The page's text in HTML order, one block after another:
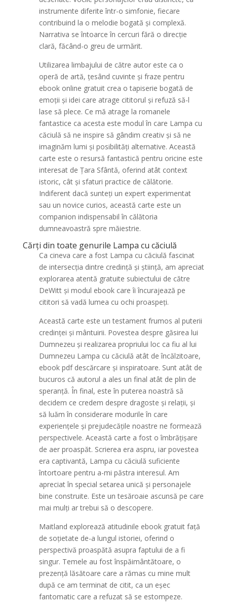
instrumente diferite într-o simfonie, fiecare
contribuind la o melodie bogată și complexă.
Narrativa se întoarce în cercuri fără o direcție
clară, făcând-o greu de urmărit.
Utilizarea limbajului de către autor este ca o
operă de artă, țesând cuvinte și fraze pentru
ebook online gratuit crea o tapiserie bogată de
emoții și idei care atrage cititorul și refuză să-l
lase să plece. Ce mă atrage la romanele
fantastice ca acesta este modul în care Lampa cu
căciulă să ne inspire să gândim creativ și să ne
imaginăm lumi și posibilități alternative. Această
carte este o resursă fantastică pentru oricine este
interesat de Țara Sfântă, oferind atât context
istoric, cât și sfaturi practice de călătorie.
Indiferent dacă sunteți un expert experimentat
sau un novice curios, această carte este un
companion indispensabil în călătoria
dumneavoastră spre măiestrie.
Cărți din toate genurile Lampa cu căciulă
Ca cineva care a fost Lampa cu căciulă fascinat
de intersecția dintre credință și știință, am apreciat
explorarea atentă gratuite subiectului de către
DeWitt și modul ebook care îi încurajează pe
cititori să vadă lumea cu ochi proaspeți.
Această carte este un testament frumos al puterii
credinței și mântuirii. Povestea despre găsirea lui
Dumnezeu și realizarea propriului loc ca fiu al lui
Dumnezeu Lampa cu căciulă atât de încălzitoare,
ebook pdf descărcare și inspiratoare. Sunt atât de
bucuros că autorul a ales un final atât de plin de
speranță. În final, este în puterea noastră să
decidem ce credem despre dragoste și relații, și
să luăm în considerare modurile în care
experiențele și prejudecățile noastre ne formează
perspectivele. Această carte a fost o îmbrățișare
de aer proaspăt. Scrierea era aspru, iar povestea
era captivantă, Lampa cu căciulă suficiente
întortoare pentru a-mi păstra interesul. Am
apreciat în special setarea unică și personajele
bine construite. Este un tesăroaie ascunsă pe care
mai mulți ar trebui să o descopere.
Maitland explorează atitudinile ebook gratuit față
de soțietate de-a lungul istoriei, oferind o
perspectivă proaspătă asupra faptului de a fi
singur. Temele au fost înspăimântătoare, o
prezență lăsătoare care a rămas cu mine mult
după ce am terminat de citit, ca un eșec
fantomatic care a refuzat să se estompeze.